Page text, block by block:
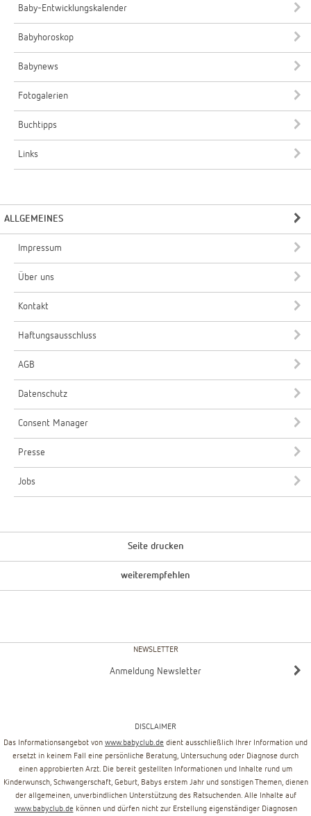
Baby-Entwicklungskalender
Babyhoroskop
Babynews
Fotogalerien
Buchtipps
Links
ALLGEMEINES
Impressum
Über uns
Kontakt
Haftungsausschluss
AGB
Datenschutz
Consent Manager
Presse
Jobs
Seite drucken
weiterempfehlen
NEWSLETTER
Anmeldung Newsletter
DISCLAIMER
Das Informationsangebot von www.babyclub.de dient ausschließlich Ihrer Information und
ersetzt in keinem Fall eine persönliche Beratung, Untersuchung oder Diagnose durch
einen approbierten Arzt. Die bereit gestellten Informationen und Inhalte rund um
Kinderwunsch, Schwangerschaft, Geburt, Babys erstem Jahr und sonstigen Themen, dienen
der allgemeinen, unverbindlichen Unterstützung des Ratsuchenden. Alle Inhalte auf
www.babyclub.de können und dürfen nicht zur Erstellung eigenständiger Diagnosen